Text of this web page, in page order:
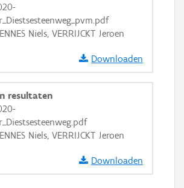
in grijswaarden
Niels, VERRIJCKT Jeroen
Downloaden
resultaten
Niels, VERRIJCKT Jeroen
Downloaden